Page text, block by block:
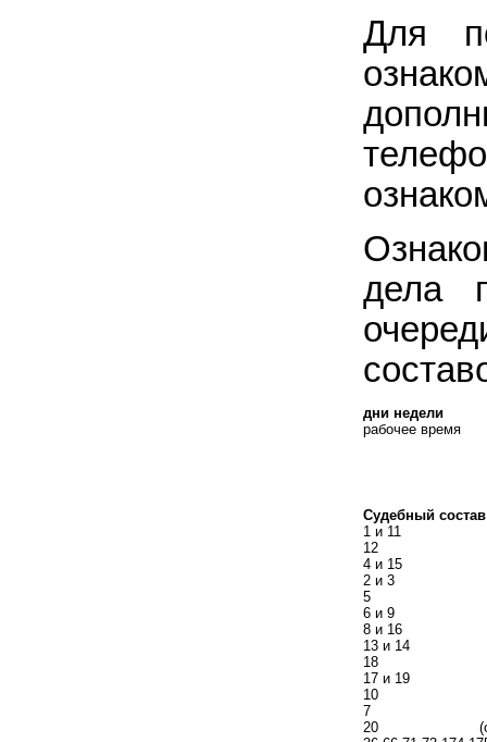
Для
дела
дни недели
рабочее время
Судебный состав
1 и 11
12
4 и 15
2 и 3
5
6 и 9
8 и 16
13 и 14
18
17 и 19
10
7
20